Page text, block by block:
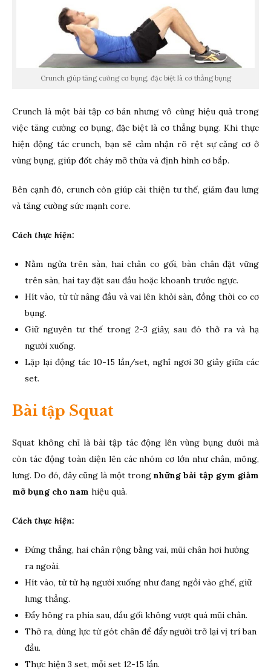
Crunch giúp tăng cường cơ bụng, đặc biệt là cơ thẳng bụng
Crunch là một bài tập cơ bản nhưng vô cùng hiệu quả trong
việc tăng cường cơ bụng, đặc biệt là cơ thẳng bụng. Khi thực
hiện động tác crunch, bạn sẽ cảm nhận rõ rệt sự căng cơ ở
vùng bụng, giúp đốt cháy mỡ thừa và định hình cơ bắp.
Bên cạnh đó, crunch còn giúp cải thiện tư thế, giảm đau lưng
và tăng cường sức mạnh core.
Cách thực hiện:
Nằm ngửa trên sàn, hai chân co gối, bàn chân đặt vững
trên sàn, hai tay đặt sau đầu hoặc khoanh trước ngực.
Hít vào, từ từ nâng đầu và vai lên khỏi sàn, đồng thời co cơ
bụng.
Giữ nguyên tư thế trong 2-3 giây, sau đó thở ra và hạ
người xuống.
Lặp lại động tác 10-15 lần/set, nghỉ ngơi 30 giây giữa các
set.
Bài tập Squat
Squat không chỉ là bài tập tác động lên vùng bụng dưới mà
còn tác động toàn diện lên các nhóm cơ lớn như chân, mông,
lưng. Do đó, đây cũng là một trong những bài tập gym giảm
mỡ bụng cho nam hiệu quả.
Cách thực hiện:
Đứng thẳng, hai chân rộng bằng vai, mũi chân hơi hướng
ra ngoài.
Hít vào, từ từ hạ người xuống như đang ngồi vào ghế, giữ
lưng thẳng.
Đẩy hông ra phía sau, đầu gối không vượt quá mũi chân.
Thở ra, dùng lực từ gót chân để đẩy người trở lại vị trí ban
đầu.
Thực hiện 3 set, mỗi set 12-15 lần.